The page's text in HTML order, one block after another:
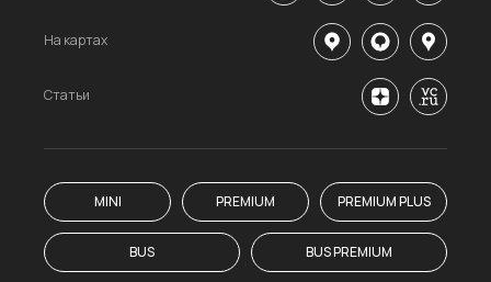
Статьи
На картах
MINI PREMIUM
BUS
PREMIUM PLUS
BUS PREMIUM